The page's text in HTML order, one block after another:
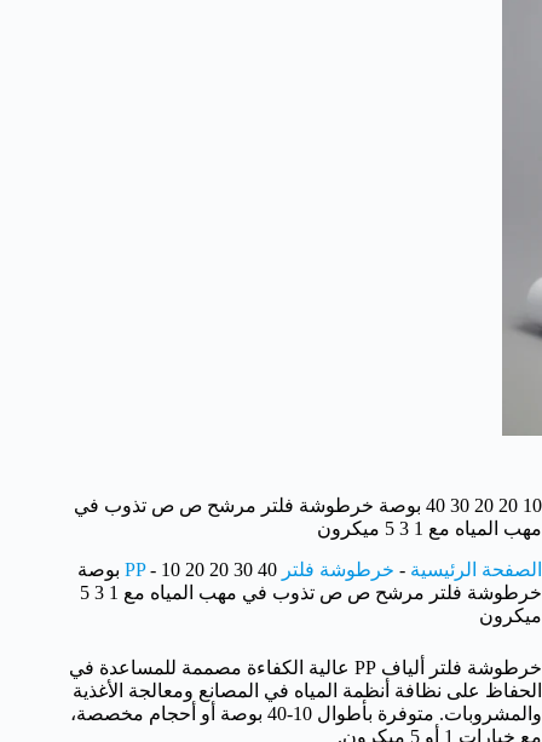
10 20 20 30 40 بوصة خرطوشة فلتر مرشح ص ص تذوب في
مهب المياه مع 1 3 5 ميكرون
الصفحة الرئيسية - خرطوشة فلتر PP -
10 20 20 30 40 بوصة
خرطوشة فلتر مرشح ص ص تذوب في مهب المياه مع 1 3 5
ميكرون
خرطوشة فلتر ألياف PP عالية الكفاءة مصممة للمساعدة في
الحفاظ على نظافة أنظمة المياه في المصانع ومعالجة الأغذية
والمشروبات. متوفرة بأطوال 10-40 بوصة أو أحجام مخصصة،
مع خيارات 1 أو 5 ميكرون.